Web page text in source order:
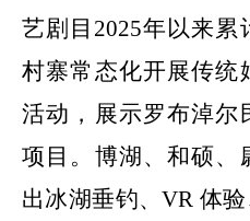
艺剧目 2025年以来累
村寨常态化开展传统
活动，展示罗布淖尔
项目。博湖、和硕、
出冰湖垂钓、VR 体